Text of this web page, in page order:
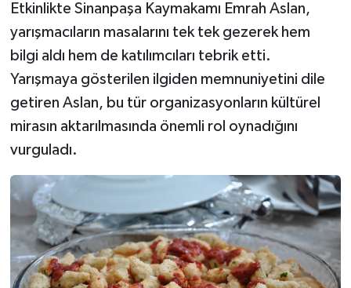
Etkinlikte Sinanpaşa Kaymakamı Emrah Aslan,
yarışmacıların masalarını tek tek gezerek hem
bilgi aldı hem de katılımcıları tebrik etti.
Yarışmaya gösterilen ilgiden memnuniyetini dile
getiren Aslan, bu tür organizasyonların kültürel
mirasın aktarılmasında önemli rol oynadığını
vurguladı.